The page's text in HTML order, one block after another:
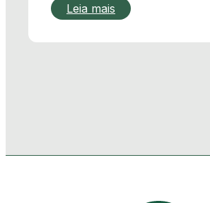
Leia mais